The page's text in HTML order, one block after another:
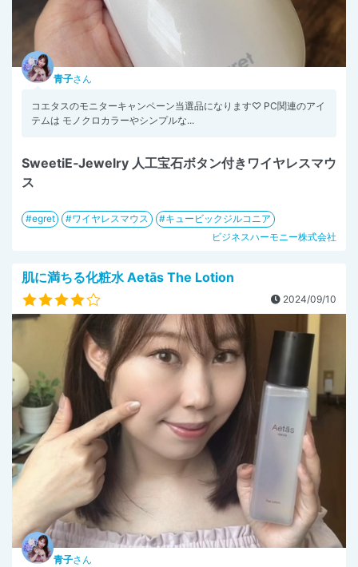
青子さん
コエタスのモニターキャンペーン当選品になります♡ PC関連のアイ
テムは モノクロカラーやシンプルな...
SweetiE‐Jewelry 人工宝石ボタン付きワイヤレスマウ
ス
egret ワイヤレスマウス
キュービックジルコニア
ビジネスハーモニー株式会社
肌に満ちる化粧水 Aetās The Lotion
2024/09/10
青子さん